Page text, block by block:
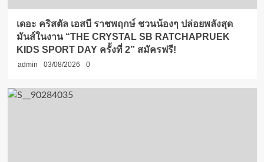
เดอะ คริสตัล เอสบี ราชพฤกษ์ ชวนน้องๆ ปล่อยพลังสุด
มันส์ในงาน “THE CRYSTAL SB RATCHAPRUEK
KIDS SPORT DAY ครั้งที่ 2” สมัครฟรี!
admin 03/08/2026 0